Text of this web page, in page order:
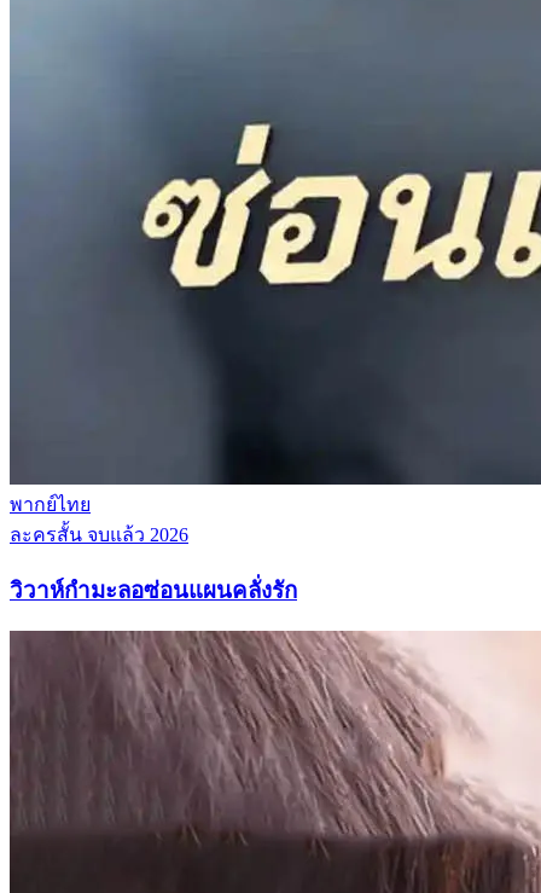
พากย์ไทย
ละครสั้น จบแล้ว 2026
วิวาห์กำมะลอซ่อนแผนคลั่งรัก